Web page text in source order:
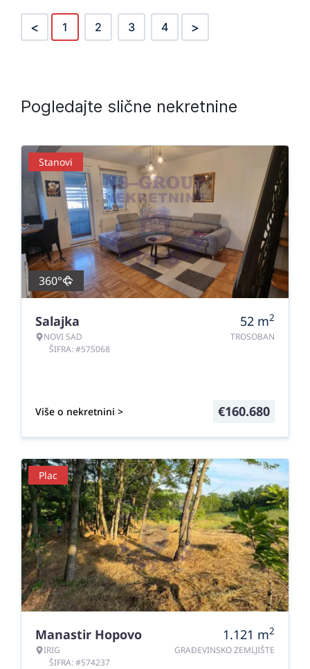
< 1 2 3 4 >
Pogledajte slične nekretnine
Stanovi
360°
Salajka
NOVI SAD
ŠIFRA: #575068
52 m2
TROSOBAN
Više o nekretnini > €160.680
Plac
Manastir Hopovo
IRIG
ŠIFRA: #574237
1.121 m2
GRAĐEVINSKO ZEMLJIŠTE